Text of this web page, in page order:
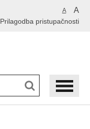
A A
Prilagodba pristupačnosti